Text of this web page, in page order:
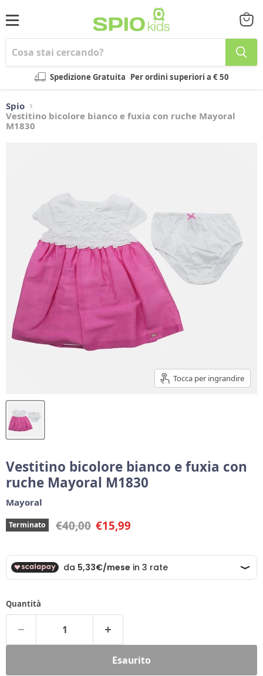
Menu
Spedizione Gratuita Per ordini superiori a € 50
il
Spio
Vestitino bicolore bianco e fuxia con ruche Mayoral
M1830
Tocca per ingrandire
Vestitino bicolore bianco e fuxia con
ruche Mayoral M1830
Mayoral
Terminato Prezzo originale
€40,00 Prezzo corrente
€15,99
Quantità
Esaurito